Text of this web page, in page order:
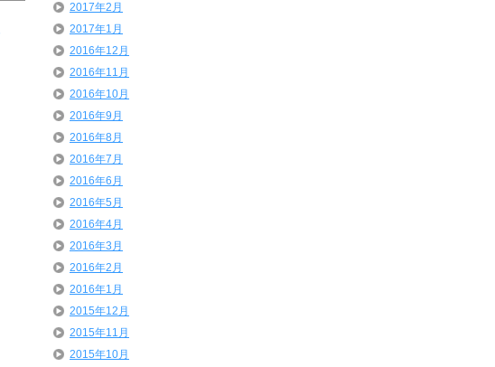
2017年2月
2017年1月
2016年12月
2016年11月
2016年10月
2016年9月
2016年8月
2016年7月
2016年6月
2016年5月
2016年4月
2016年3月
2016年2月
2016年1月
2015年12月
2015年11月
2015年10月